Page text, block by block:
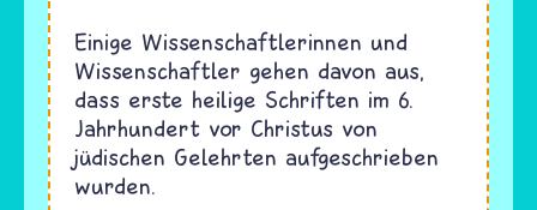
Einige Wissenschaftlerinnen und
Wissenschaftler gehen davon aus,
dass erste heilige Schriften im 6.
Jahrhundert vor Christus von
jüdischen Gelehrten aufgeschrieben
wurden.